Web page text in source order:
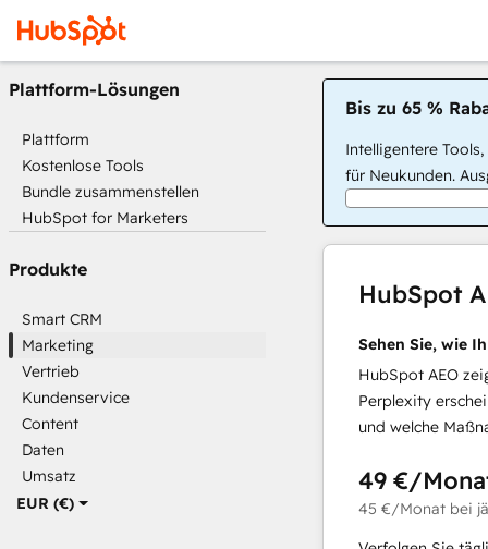
EUR (€)
Plattform-Lösungen
Plattform
Kostenlose Tools
Bundle zusammenstellen
HubSpot for Marketers
Produkte
Smart CRM
Marketing
Vertrieb
Kundenservice
Content
Daten
Umsatz
Bis zu 65 %
Intelligentere
für Neukunden.
HubSpot
Sehen Sie, wie
HubSpot AEO
Perplexity
und welche
49 €/
45 €/Monat bei